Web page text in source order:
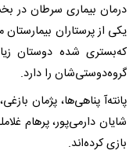
درمان بیماری سرطان در
یکی از پرستاران
که‌بستری شده‌ دوستان
گروه‌دوستی‌شان را دارد.
پانته‌آ پناهی‌ها، پژمان
شایان دارمی‌پور، پرهام
بازی کرده‌اند.